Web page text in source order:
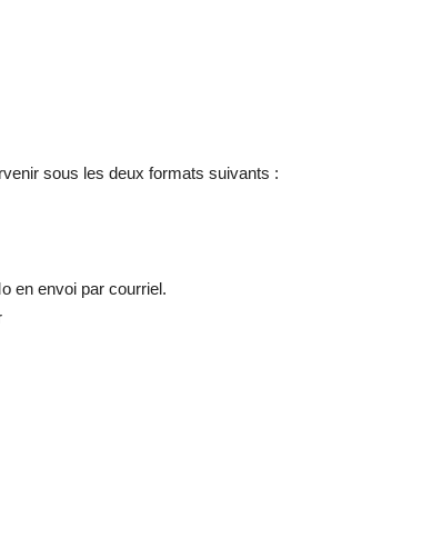
sous les deux formats suivants :
en envoi par courriel.